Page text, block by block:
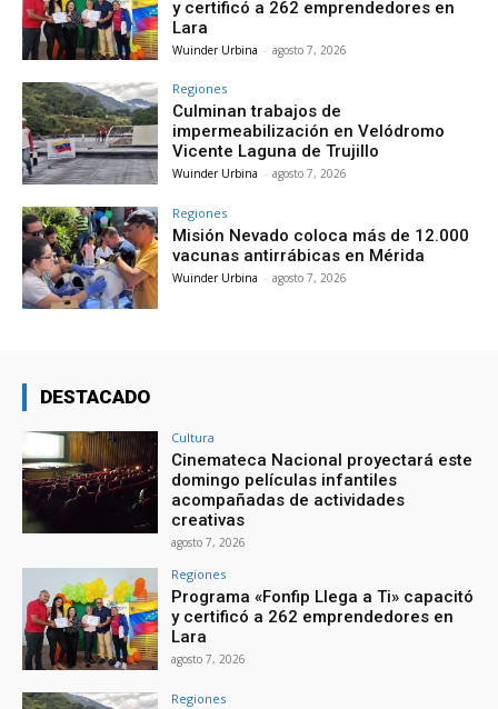
y certificó a 262 emprendedores en
Lara
Wuinder Urbina - agosto 7, 2026
Regiones
Culminan trabajos de
impermeabilización en Velódromo
Vicente Laguna de Trujillo
Wuinder Urbina - agosto 7, 2026
Regiones
Misión Nevado coloca más de 12.000
vacunas antirrábicas en Mérida
Wuinder Urbina - agosto 7, 2026
DESTACADO
Cultura
Cinemateca Nacional proyectará este
domingo películas infantiles
acompañadas de actividades
creativas
agosto 7, 2026
Regiones
Programa «Fonfip Llega a Ti» capacitó
y certificó a 262 emprendedores en
Lara
agosto 7, 2026
Regiones